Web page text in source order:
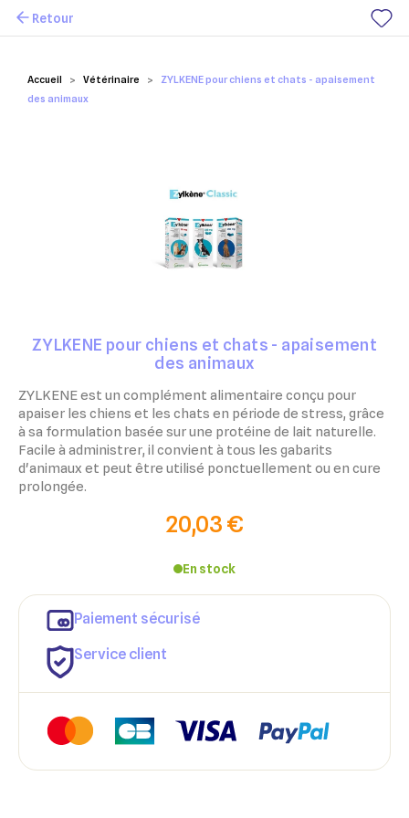
Mes favoris
Accueil Vétérinaire
ZYLKENE pour chiens et chats - apaisement
des animaux
Retour
ZYLKENE pour chiens et chats - apaisement
des animaux
ZYLKENE est un complément alimentaire conçu pour
apaiser les chiens et les chats en période de stress, grâce
à sa formulation basée sur une protéine de lait naturelle.
Facile à administrer, il convient à tous les gabarits
d'animaux et peut être utilisé ponctuellement ou en cure
prolongée.
20,03 €
En stock
Paiement sécurisé
Service client
×